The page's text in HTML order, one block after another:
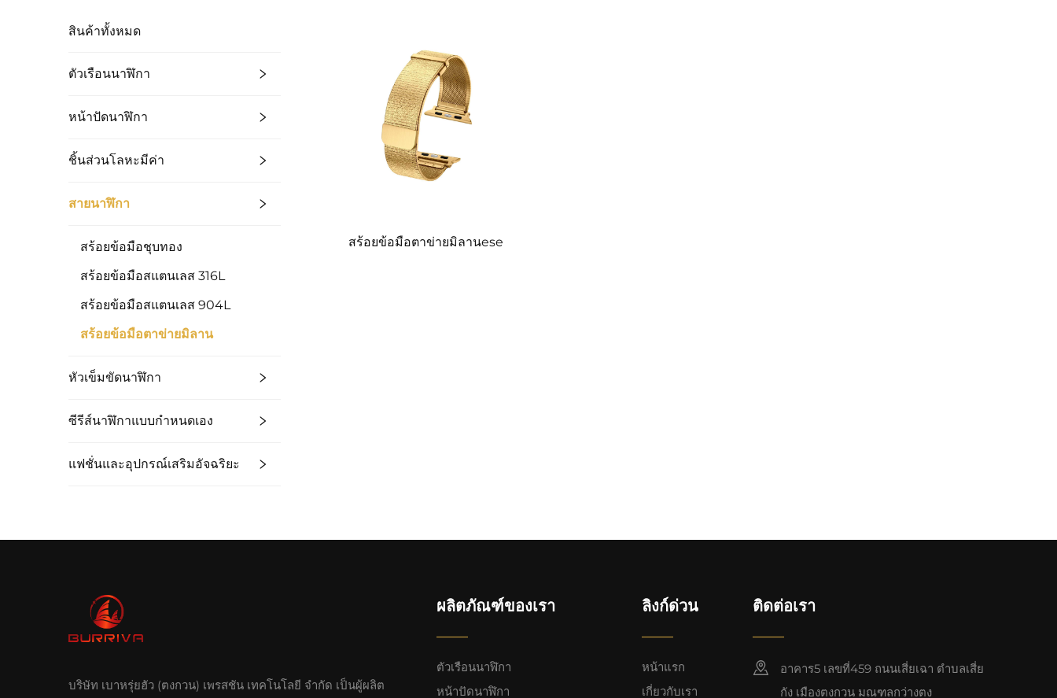
สินค้าทั้งหมด
ตัวเรือนนาฬิกา
หน้าปัดนาฬิกา
ชิ้นส่วนโลหะมีค่า
สายนาฬิกา
สร้อยข้อมือชุบทอง
สร้อยข้อมือสแตนเลส 316L
สร้อยข้อมือสแตนเลส 904L
สร้อยข้อมือตาข่ายมิลาน
หัวเข็มขัดนาฬิกา
ซีรีส์นาฬิกาแบบกำหนดเอง
แฟชั่นและอุปกรณ์เสริมอัจฉริยะ
สร้อยข้อมือตาข่ายมิลานese
บริษัท เบาหรุ่ยฮัว (ตงกวน) เพรสชัน เทคโนโลยี จำกัด เป็นผู้ผลิต
ผลิตภัณฑ์ของเรา
ตัวเรือนนาฬิกา
หน้าปัดนาฬิกา
ลิงก์ด่วน
หน้าแรก
เกี่ยวกับเรา
ติดต่อเรา
อาคาร5 เลขที่459 ถนนเสี่ยเฉา ตำบลเสี่ย
กัง เมืองตงกวน มณฑลกว่างตง